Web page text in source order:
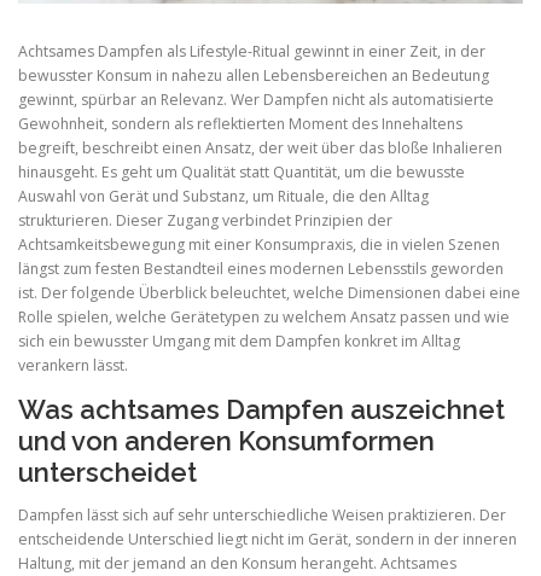
Achtsames Dampfen als Lifestyle-Ritual gewinnt in einer Zeit, in der
bewusster Konsum in nahezu allen Lebensbereichen an Bedeutung
gewinnt, spürbar an Relevanz. Wer Dampfen nicht als automatisierte
Gewohnheit, sondern als reflektierten Moment des Innehaltens
begreift, beschreibt einen Ansatz, der weit über das bloße Inhalieren
hinausgeht. Es geht um Qualität statt Quantität, um die bewusste
Auswahl von Gerät und Substanz, um Rituale, die den Alltag
strukturieren. Dieser Zugang verbindet Prinzipien der
Achtsamkeitsbewegung mit einer Konsumpraxis, die in vielen Szenen
längst zum festen Bestandteil eines modernen Lebensstils geworden
ist. Der folgende Überblick beleuchtet, welche Dimensionen dabei eine
Rolle spielen, welche Gerätetypen zu welchem Ansatz passen und wie
sich ein bewusster Umgang mit dem Dampfen konkret im Alltag
verankern lässt.
Was achtsames Dampfen auszeichnet
und von anderen Konsumformen
unterscheidet
Dampfen lässt sich auf sehr unterschiedliche Weisen praktizieren. Der
entscheidende Unterschied liegt nicht im Gerät, sondern in der inneren
Haltung, mit der jemand an den Konsum herangeht. Achtsames